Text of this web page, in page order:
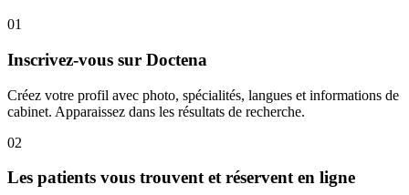
01
Inscrivez-vous sur Doctena
Créez votre profil avec photo, spécialités, langues et informations de
cabinet. Apparaissez dans les résultats de recherche.
02
Les patients vous trouvent et réservent en ligne